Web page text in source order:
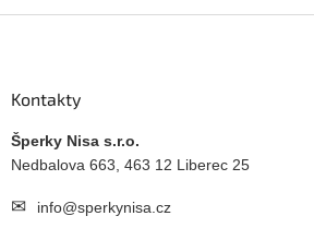
Kontakty
Šperky Nisa s.r.o.
Nedbalova 663, 463 12 Liberec 25
✉ info@sperkynisa.cz